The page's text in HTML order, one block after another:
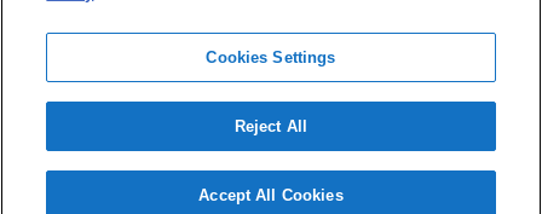
製品の通信販売に関する購入手続きおよび取引に関する規約
2021 Yokowo co., ltd.
Cookies Settings
Reject All
Accept All Cookies